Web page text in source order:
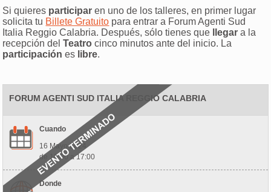
Si quieres participar en uno de los talleres, en primer lugar
solicita tu Billete Gratuito para entrar a Forum Agenti Sud
Italia Reggio Calabria. Después, sólo tienes que
llegar a la
recepción delTeatro cinco minutos ante del inicio. La
participaciónes libre.
FORUM AGENTI SUD ITALIA REGGIO CALABRIA
Cuando
16 Mayo 2024
de 10:00 a 17:00
Donde